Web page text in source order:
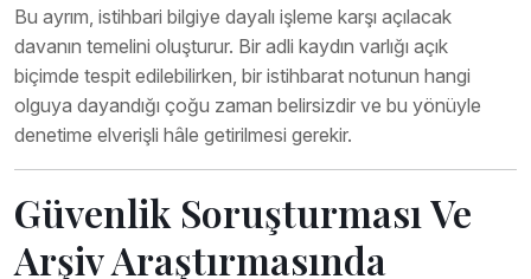
Bu ayrım, istihbari bilgiye dayalı işleme karşı açılacak
davanın temelini oluşturur. Bir adli kaydın varlığı açık
biçimde tespit edilebilirken, bir istihbarat notunun hangi
olguya dayandığı çoğu zaman belirsizdir ve bu yönüyle
denetime elverişli hâle getirilmesi gerekir.
Güvenlik Soruşturması Ve
Arşiv Araştırmasında